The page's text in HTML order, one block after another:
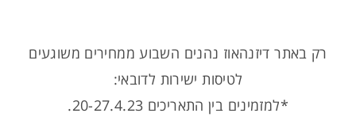
רק באתר דיזנהאוז נהנים השבוע ממחירים משוגעים
לטיסות ישירות לדובאי:
*למזמינים בין התאריכים 20-27.4.23.